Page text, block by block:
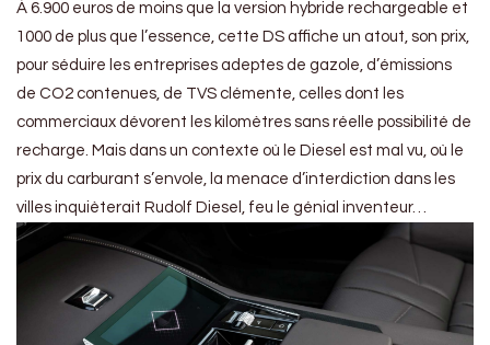
À 6.900 euros de moins que la version hybride rechargeable et
1000 de plus que l’essence, cette DS affiche un atout, son prix,
pour séduire les entreprises adeptes de gazole, d’émissions
de CO2 contenues, de TVS clémente, celles dont les
commerciaux dévorent les kilomètres sans réelle possibilité de
recharge. Mais dans un contexte où le Diesel est mal vu, où le
prix du carburant s’envole, la menace d’interdiction dans les
villes inquièterait Rudolf Diesel, feu le génial inventeur…